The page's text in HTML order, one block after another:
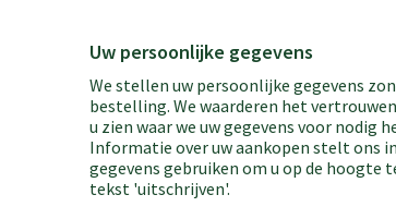
Uw persoonlijke gegevens
We stellen uw persoonlijke gegevens
bestelling. We waarderen het
u zien waar we uw gegevens voor nodig
Informatie over uw aankopen stelt ons
gegevens gebruiken om u op de hoogte
tekst 'uitschrijven'.